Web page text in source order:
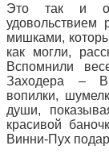
Это так и
мишками,
как могли,
Вспомнили
Заходера –
вопилки,
души,
красивой
Винни-Пух